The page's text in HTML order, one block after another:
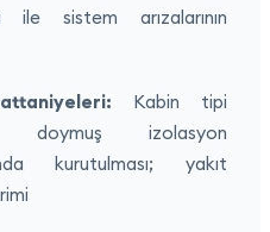
sistem arızalarının
Kabin tipi
doymuş izolasyon
kurutulması; yakıt